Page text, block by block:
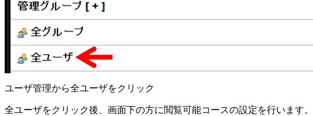
ユーザ管理から全ユーザをクリック
全ユーザをクリック後、画面下の方に閲覧可能コースの設定を行います。